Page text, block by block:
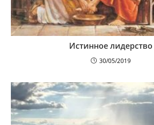
Истинное лидерство
30/05/2019